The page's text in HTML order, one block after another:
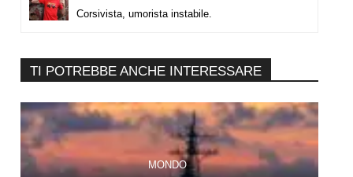
Corsivista, umorista instabile.
TI POTREBBE ANCHE INTERESSARE
MONDO